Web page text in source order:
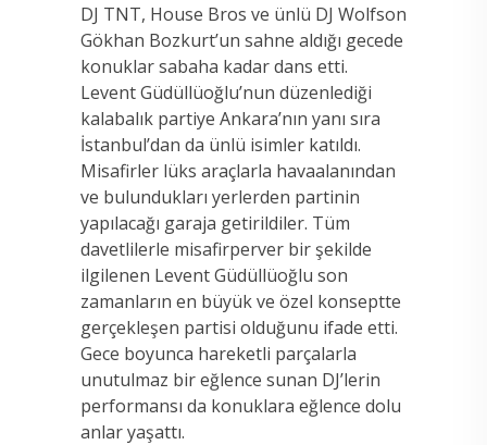
DJ TNT, House Bros ve ünlü DJ Wolfson
Gökhan Bozkurt’un sahne aldığı gecede
konuklar sabaha kadar dans etti.
Levent Güdüllüoğlu’nun düzenlediği
kalabalık partiye Ankara’nın yanı sıra
İstanbul’dan da ünlü isimler katıldı.
Misafirler lüks araçlarla havaalanından
ve bulundukları yerlerden partinin
yapılacağı garaja getirildiler. Tüm
davetlilerle misafirperver bir şekilde
ilgilenen Levent Güdüllüoğlu son
zamanların en büyük ve özel konseptte
gerçekleşen partisi olduğunu ifade etti.
Gece boyunca hareketli parçalarla
unutulmaz bir eğlence sunan DJ’lerin
performansı da konuklara eğlence dolu
anlar yaşattı.